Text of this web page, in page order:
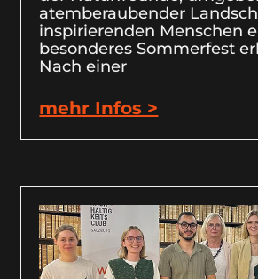
atemberaubender
inspirierenden Menschen
besonderes Sommerfest
Nach einer
mehr Infos >